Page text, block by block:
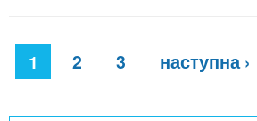
С
о
1 2 3 наступна ›